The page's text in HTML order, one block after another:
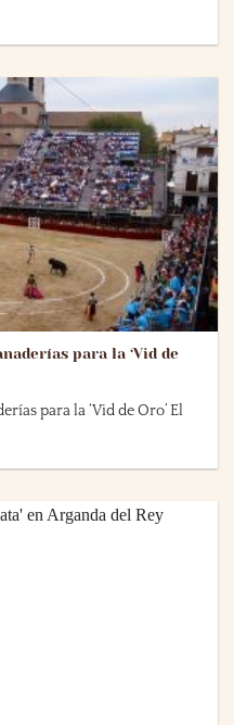
para la ‘Vid de
para la ‘Vid de Oro’ El